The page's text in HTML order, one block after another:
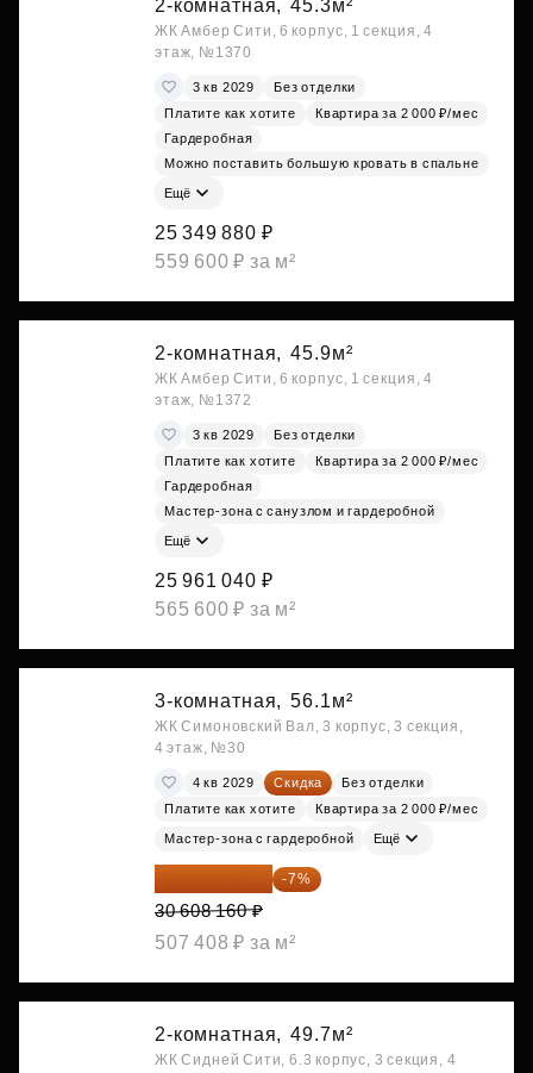
2-комнатная, 45.3м²
ЖК Амбер Сити, 6 корпус, 1 секция, 4
этаж, №1370
3 кв 2029
Без отделки
Платите как хотите
Квартира за 2 000 ₽/мес
Гардеробная
Можно поставить большую кровать в спальне
Ещё
25 349 880 ₽
559 600 ₽ за м²
2-комнатная, 45.9м²
ЖК Амбер Сити, 6 корпус, 1 секция, 4
этаж, №1372
3 кв 2029
Без отделки
Платите как хотите
Квартира за 2 000 ₽/мес
Гардеробная
Мастер-зона с санузлом и гардеробной
Ещё
25 961 040 ₽
565 600 ₽ за м²
3-комнатная, 56.1м²
ЖК Симоновский Вал, 3 корпус, 3 секция,
4 этаж, №30
4 кв 2029 Скидка
Без отделки
Платите как хотите
Квартира за 2 000 ₽/мес
Мастер-зона с гардеробной Ещё
28 465 589 ₽ -7%
30 608 160 ₽
507 408 ₽ за м²
2-комнатная, 49.7м²
ЖК Сидней Сити, 6.3 корпус, 3 секция, 4